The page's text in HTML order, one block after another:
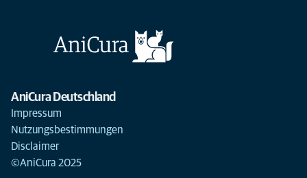
AniCura Deutschland
Impressum
Nutzungsbestimmungen
Disclaimer
©AniCura 2025